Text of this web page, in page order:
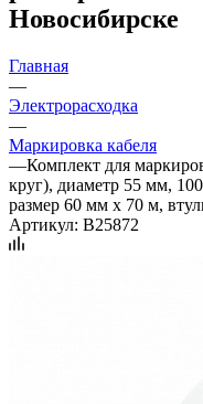
Новосибирске
Главная
—
Электрорасходка
—
Маркировка кабеля
—Комплект для
круг), диаметр 55 мм,
размер 60 мм х 70 м,
Артикул: B25872